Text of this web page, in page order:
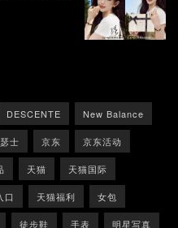
DESCENTE New Balance
士 京东 京东活动
天猫 天猫国际
口 天猫福利 女包
徒步鞋 手表 明星写真